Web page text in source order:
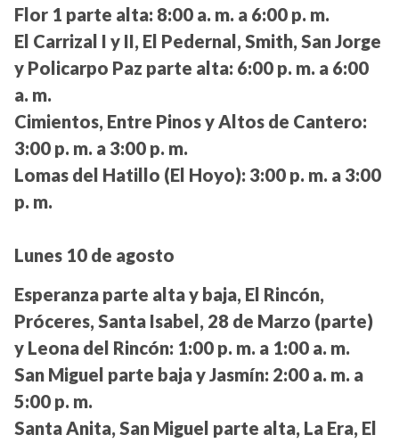
Flor 1 parte alta: 8:00 a. m. a 6:00 p. m.
El Carrizal I y II, El Pedernal, Smith, San Jorge
y Policarpo Paz parte alta: 6:00 p. m. a 6:00
a. m.
Cimientos, Entre Pinos y Altos de Cantero:
3:00 p. m. a 3:00 p. m.
Lomas del Hatillo (El Hoyo): 3:00 p. m. a 3:00
p. m.
Lunes 10 de agosto
Esperanza parte alta y baja, El Rincón,
Próceres, Santa Isabel, 28 de Marzo (parte)
y Leona del Rincón: 1:00 p. m. a 1:00 a. m.
San Miguel parte baja y Jasmín: 2:00 a. m. a
5:00 p. m.
Santa Anita, San Miguel parte alta, La Era, El